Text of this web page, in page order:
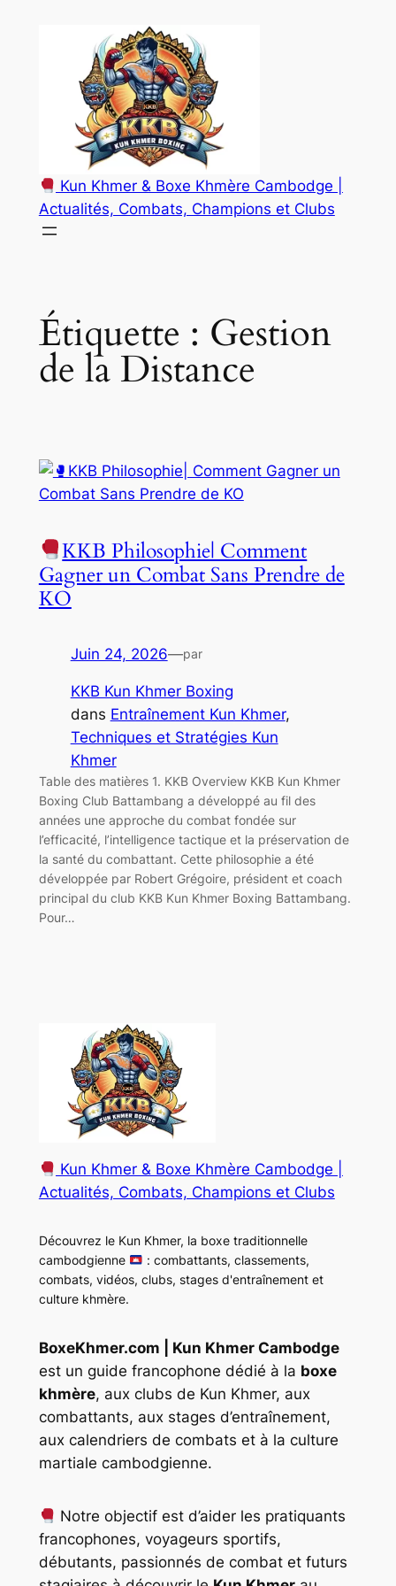
Kun Khmer & Boxe Khmère Cambodge |
Actualités, Combats, Champions et Clubs
Étiquette : Gestion
de la Distance
KKB Philosophie| Comment
Gagner un Combat Sans Prendre de
KO
Juin 24, 2026—par
KKB Kun Khmer Boxing
dans Entraînement Kun Khmer
Techniques et Stratégies Kun
Khmer
Table des matières 1. KKB Overview KKB Kun Khmer
Boxing Club Battambang a développé au fil des
années une approche du combat fondée sur
l’efficacité, l’intelligence tactique et la préservation de
la santé du combattant. Cette philosophie a été
développée par Robert Grégoire, président et coach
principal du club KKB Kun Khmer Boxing Battambang.
Pour…
Kun Khmer & Boxe Khmère Cambodge |
Actualités, Combats, Champions et Clubs
Découvrez le Kun Khmer, la boxe traditionnelle
cambodgienne
: combattants, classements,
combats, vidéos, clubs, stages d'entraînement et
culture khmère.
BoxeKhmer.com | Kun Khmer Cambodge
est un guide francophone dédié à la boxe
khmère, aux clubs de Kun Khmer, aux
combattants, aux stages d’entraînement,
aux calendriers de combats et à la culture
martiale cambodgienne.
Notre objectif est d’aider les pratiquants
francophones, voyageurs sportifs,
débutants, passionnés de combat et futurs